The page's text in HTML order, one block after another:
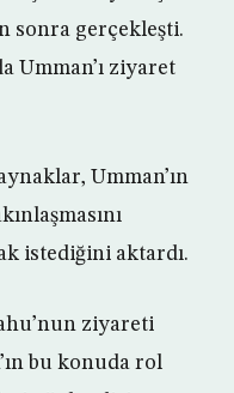
sonra gerçekleşti.
Umman’ı ziyaret
Umman’ın
istediğini aktardı.
ziyareti
bu konuda rol